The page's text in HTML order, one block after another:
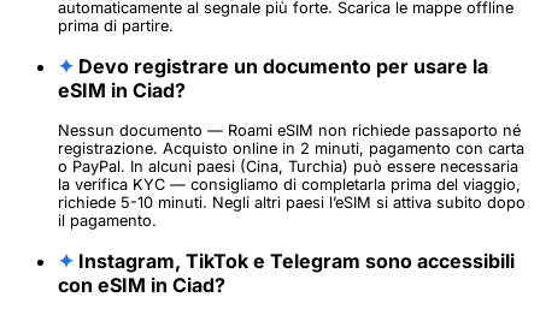
automaticamente al segnale più forte. Scarica le mappe offline
prima di partire.
✦ Devo registrare un documento per usare la
eSIM in Ciad?
Nessun documento — Roami eSIM non richiede passaporto né
registrazione. Acquisto online in 2 minuti, pagamento con carta
o PayPal. In alcuni paesi (Cina, Turchia) può essere necessaria
la verifica KYC — consigliamo di completarla prima del viaggio,
richiede 5-10 minuti. Negli altri paesi l’eSIM si attiva subito dopo
il pagamento.
✦ Instagram, TikTok e Telegram sono accessibili
con eSIM in Ciad?